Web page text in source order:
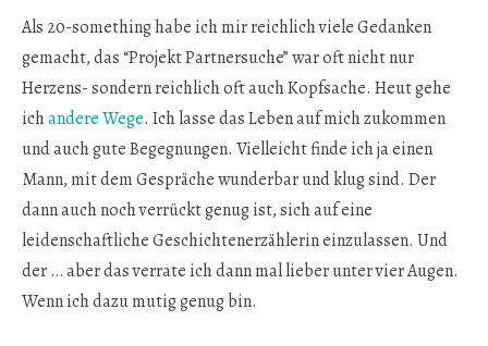
Als 20-something habe ich mir reichlich viele Gedanken
gemacht, das “Projekt Partnersuche” war oft nicht nur
Herzens- sondern reichlich oft auch Kopfsache. Heut gehe
ichandere Wege. Ich lasse das Leben auf mich zukommen
und auch gute Begegnungen. Vielleicht finde ich ja einen
Mann, mit dem Gespräche wunderbar und klug sind. Der
dann auch noch verrückt genug ist, sich auf eine
leidenschaftliche Geschichtenerzählerin einzulassen. Und
der … aber das verrate ich dann mal lieber unter vier Augen.
Wenn ich dazu mutig genug bin.